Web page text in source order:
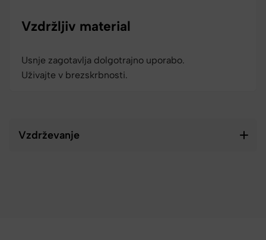
Vzdržljiv material
Usnje zagotavlja dolgotrajno uporabo.
Uživajte v brezskrbnosti.
Vzdrževanje